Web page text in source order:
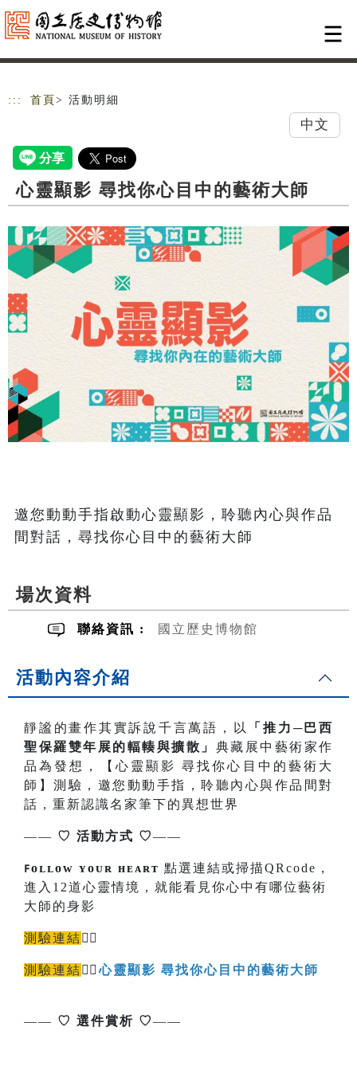
跳到主要內容
網站導覽
::: 首頁 > 活動明細
中文
心靈顯影 尋找你心目中的藝術大師
邀您動動手指啟動心靈顯影，聆聽內心與作品
間對話，尋找你心目中的藝術大師
場次資料
聯絡資訊 : 國立歷史博物館
活動內容介紹
靜謐的畫作其實訴說千言萬語，以
「推力─巴西
聖保羅雙年展的輻輳與擴散」 典藏展中藝術家作
品為發想，【心靈顯影 尋找你心目中的藝術大
師】測驗，邀您動動手指，聆聽內心與作品間對
話，重新認識名家筆下的異想世界
—— ♡ 活動方式 ♡——
ꜰᴏʟʟᴏᴡ ʏᴏᴜʀ ʜᴇᴀʀᴛ 點選連結或掃描QRcode，
進入12道心靈情境，就能看見你心中有哪位藝術
大師的身影
測驗連結 👉🏻
測驗連結 👉🏻心靈顯影 尋找你心目中的藝術大師
—— ♡ 選件賞析 ♡——